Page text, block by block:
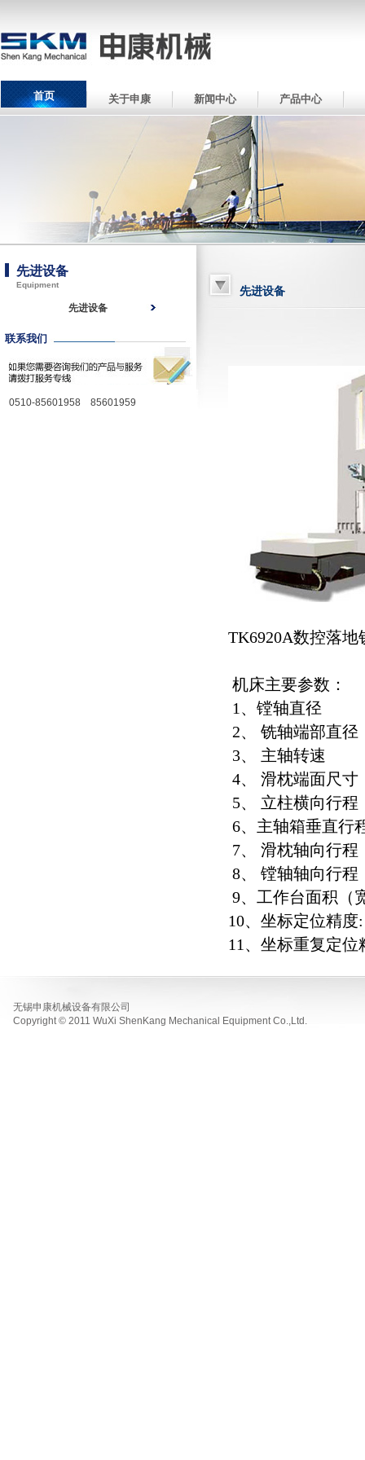
首页 关于申康 新闻中心 产品中心
先进设备
Equipment
先进设备
联系我们
0510-85601958 85601959
先进设备
TK6920A数控落
机床主要参数：
1、镗
2、 铣轴
3、 主轴
4、 滑枕
5、 立柱横
6、主轴箱
7、 滑枕
8、 镗轴轴
9、工作台面
10、坐
11、坐标
无锡申康机械设备有限公司
Copyright © 2011 WuXi ShenKang Mechanical Equipment Co.,Ltd.